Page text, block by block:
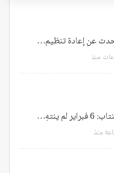
عن إعادة تنظيم…
ينتهِ…